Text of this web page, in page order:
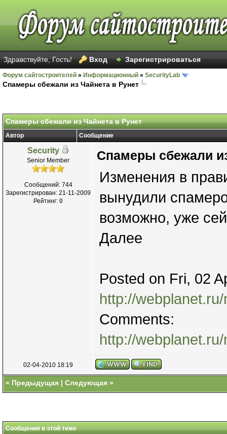
Здравствуйте, Гость! Вход Зарегистрироваться
Форум сайтостроителей » Информационный » SecurityLab
Спамеры сбежали из Чайнета в Рунет
Спамеры сбежали из Чайнета в Рунет
Автор Сообщение
Security
Senior Member
Сообщений: 744
Зарегистрирован: 21-11-2009
Рейтинг: 0
Спамеры сбежали
Изменения в
вынудили
возможно, уже
Далее
Posted on Fri, 02
http://
Comments:
http://
02-04-2010 18:19
« Предыдущая | Следующая »
Сообщения в этой теме